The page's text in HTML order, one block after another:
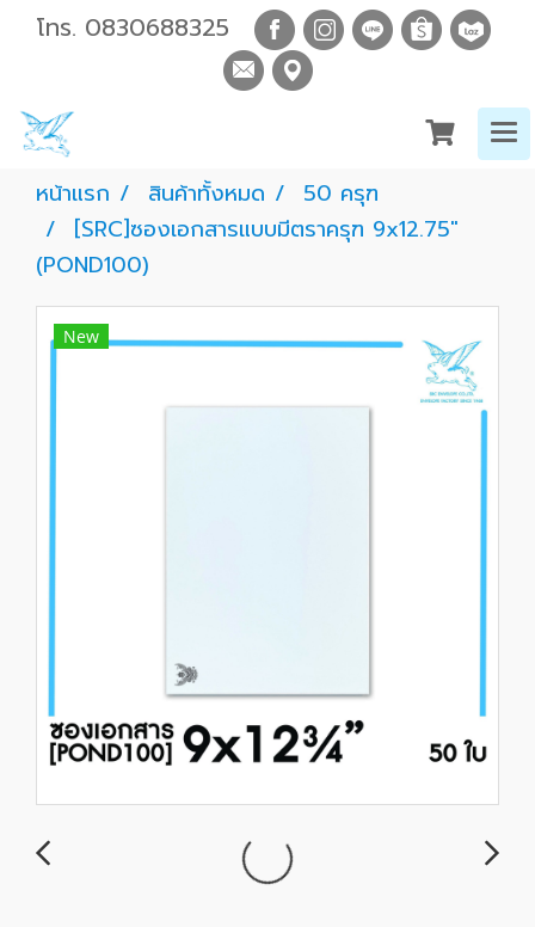
โทร. 0830688325
หน้าแรก สินค้าทั้งหมด
50 ครุฑ
[SRC]ซองเอกสารแบบมีตราครุฑ 9x12.75"
(POND100)
New